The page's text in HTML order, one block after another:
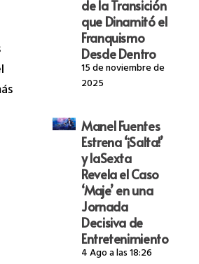
de la Transición
que Dinamitó el
Franquismo
Desde Dentro
15 de noviembre de
2025
Manel Fuentes
Estrena ‘¡Salta!’
y laSexta
Revela el Caso
‘Maje’ en una
Jornada
Decisiva de
Entretenimiento
4 Ago a las 18:26